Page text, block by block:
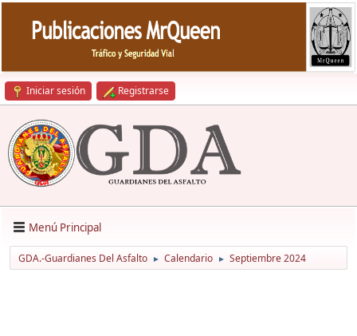
Iniciar sesión Registrarse
Menú Principal
GDA.-Guardianes Del Asfalto ► Calendario ► Septiembre 2024